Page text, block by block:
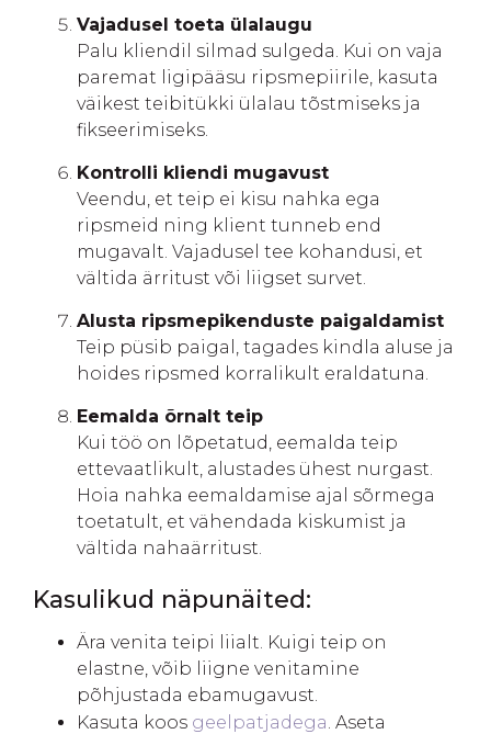
Vajadusel toeta ülalaugu
Palu kliendil silmad sulgeda. Kui on vaja
paremat ligipääsu ripsmepiirile, kasuta
väikest teibitükki ülalau tõstmiseks ja
fikseerimiseks.
Kontrolli kliendi mugavust
Veendu, et teip ei kisu nahka ega
ripsmeid ning klient tunneb end
mugavalt. Vajadusel tee kohandusi, et
vältida ärritust või liigset survet.
Alusta ripsmepikenduste paigaldamist
Teip püsib paigal, tagades kindla aluse ja
hoides ripsmed korralikult eraldatuna.
Eemalda õrnalt teip
Kui töö on lõpetatud, eemalda teip
ettevaatlikult, alustades ühest nurgast.
Hoia nahka eemaldamise ajal sõrmega
toetatult, et vähendada kiskumist ja
vältida nahaärritust.
Kasulikud näpunäited:
Ära venita teipi liialt. Kuigi teip on
elastne, võib liigne venitamine
põhjustada ebamugavust.
Kasuta koos geelpatjadega. Aseta